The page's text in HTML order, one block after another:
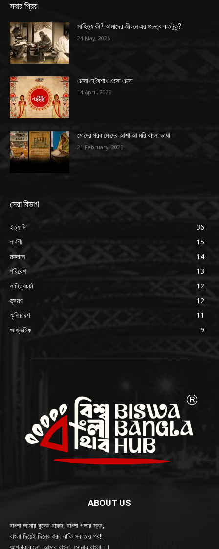
সবার প্রিয়
সাহিত্য কী? আমাদের জীবনে এর গুরুত্ব কতটুকু?
24 May, 2026
এসো হে বৈশাখ এসো এসো
14 April, 2026
মোদের গরব মোদের আশা আ মরি বাংলা ভাষা
21 February, 2026
সেরা বিভাগ
ইত্যাদি
36
পার্বণী
15
ময়দানে
14
পরিবেশ
13
সাহিত্যচর্চা
12
ভ্রমণ
12
স্মৃতিচারণ
11
আধ্যাত্মিক
9
ABOUT US
বাংলা আমার বুকের বারুদ, বাংলা গলার স্বর,
বাংলা দিয়েই দিনের শুরু, বাকি সব তার পর!!
আপনার বাংলা, আমার বাংলা, সোনার বাংলা।।